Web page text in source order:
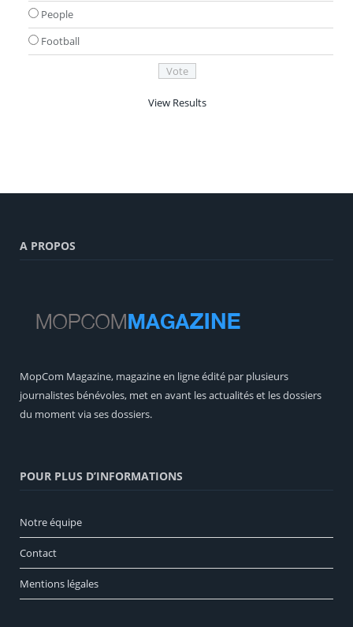
People
Football
View Results
A PROPOS
MopCom Magazine, magazine en ligne édité par plusieurs
journalistes bénévoles, met en avant les actualités et les dossiers
du moment via ses dossiers.
POUR PLUS D’INFORMATIONS
Notre équipe
Contact
Mentions légales